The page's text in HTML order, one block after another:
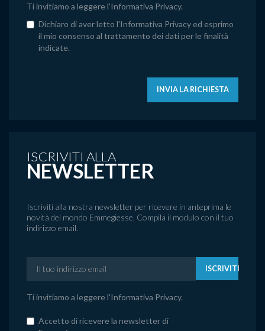
Ti invitiamo a leggere l'Informativa Privacy.
Dichiaro di aver letto l'Informativa Privacy ed esprimo
il mio consenso al trattamento dei dati per le finalità
indicate.
INVIA LA RICHIESTA
ISCRIVITI ALLA
NEWSLETTER
Iscriviti alla nostra newsletter per ricevere in anteprima le
novità del mondo Emmegiesse. Compila il modulo con il tuo
indirizzo email.
ISCRIVITI
Ti invitiamo a leggere l'Informativa Privacy.
Accetto di ricevere la newsletter di